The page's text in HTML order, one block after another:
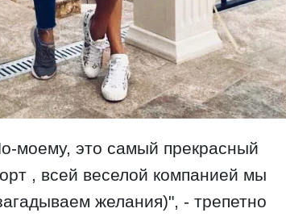
моему, это самый прекрасный
, всей веселой компанией мы
желания)", - трепетно